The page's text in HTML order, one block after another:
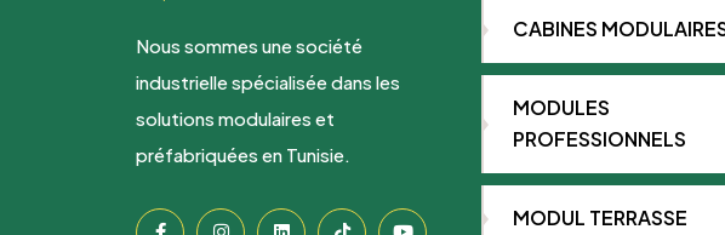
Nous sommes une société
industrielle spécialisée dans les
solutions modulaires et
préfabriquées en Tunisie.
CABINES
MODULES
PROFESSIONNELS
MODUL TERRASSE